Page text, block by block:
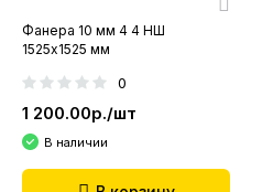
Фанера 10 мм 4 4 НШ
1525х1525 мм
0
1 200.00р./шт
В наличии